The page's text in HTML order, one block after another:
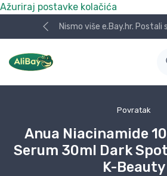
Ažuriraj postavke kolačića
Nismo više e.Bay.hr. Postali
Povratak
Anua Niacinamide
Serum 30ml Dark
K-Beauty